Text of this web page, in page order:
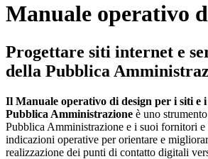
Manuale operativo
Progettare siti internet e
della Pubblica
Il Manuale operativo di design per i siti e
Pubblica Amministrazione è uno
Pubblica Amministrazione e i suoi fornitori
indicazioni operative per orientare e
realizzazione dei punti di contatto digitali